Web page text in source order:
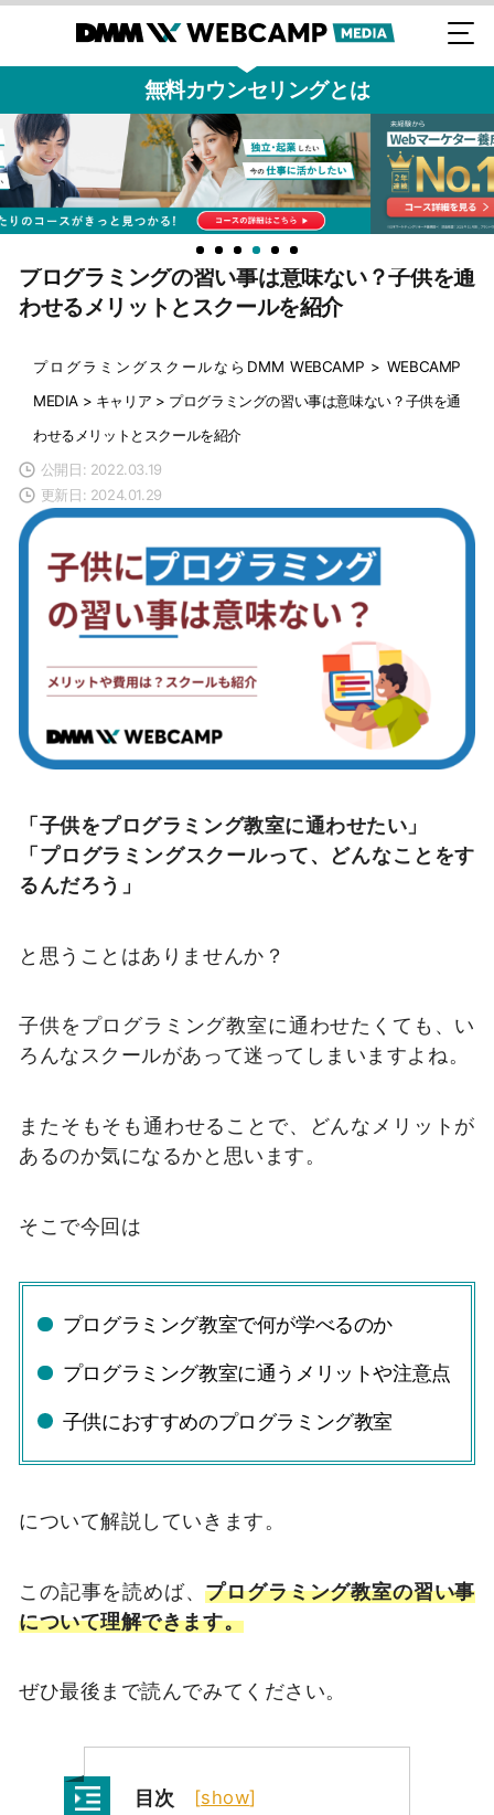
無料カウンセリングとは
プログラミングの習い事は意味ない？子供を通
わせるメリットとスクールを紹介
プログラミングスクールならDMM WEBCAMP > WEBCAMP
MEDIA > キャリア > プログラミングの習い事は意味ない？子供を通
わせるメリットとスクールを紹介
公開日: 2022.03.19
更新日: 2024.01.29
「子供をプログラミング教室に通わせたい」
「プログラミングスクールって、どんなことをす
るんだろう」
と思うことはありませんか？
子供をプログラミング教室に通わせたくても、い
ろんなスクールがあって迷ってしまいますよね。
またそもそも通わせることで、どんなメリットが
あるのか気になるかと思います。
そこで今回は
プログラミング教室で何が学べるのか
プログラミング教室に通うメリットや注意点
子供におすすめのプログラミング教室
について解説していきます。
この記事を読めば、プログラミング教室の習い事
について理解できます。
ぜひ最後まで読んでみてください。
目次 [show]